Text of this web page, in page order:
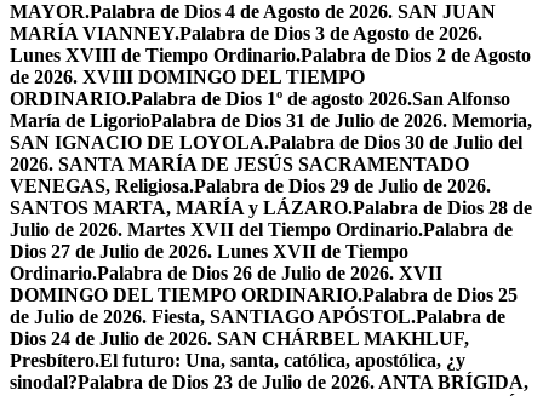
MAYOR.Palabra de Dios 4 de Agosto de 2026. SAN JUAN
MARÍA VIANNEY.Palabra de Dios 3 de Agosto de 2026.
Lunes XVIII de Tiempo Ordinario.Palabra de Dios 2 de Agosto
de 2026. XVIII DOMINGO DEL TIEMPO
ORDINARIO.Palabra de Dios 1º de agosto 2026.San Alfonso
María de LigorioPalabra de Dios 31 de Julio de 2026. Memoria,
SAN IGNACIO DE LOYOLA.Palabra de Dios 30 de Julio del
2026. SANTA MARÍA DE JESÚS SACRAMENTADO
VENEGAS, Religiosa.Palabra de Dios 29 de Julio de 2026.
SANTOS MARTA, MARÍA y LÁZARO.Palabra de Dios 28 de
Julio de 2026. Martes XVII del Tiempo Ordinario.Palabra de
Dios 27 de Julio de 2026. Lunes XVII de Tiempo
Ordinario.Palabra de Dios 26 de Julio de 2026. XVII
DOMINGO DEL TIEMPO ORDINARIO.Palabra de Dios 25
de Julio de 2026. Fiesta, SANTIAGO APÓSTOL.Palabra de
Dios 24 de Julio de 2026. SAN CHÁRBEL MAKHLUF,
Presbítero.El futuro: Una, santa, católica, apostólica, ¿y
sinodal?Palabra de Dios 23 de Julio de 2026. ANTA BRÍGIDA,